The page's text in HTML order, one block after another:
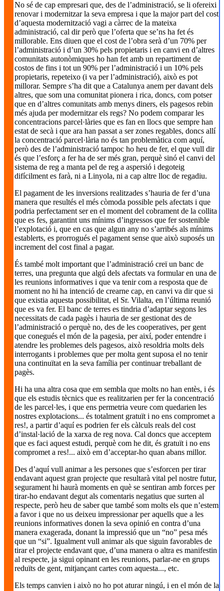
No sé de cap empresari que, des de l’administració, se li ofereixi
renovar i modernitzar la seva empresa i que la major part del cost
d’aquesta modernització vagi a càrrec de la mateixa
administració, cal dir però que l’oferta que se’ns ha fet és
millorable. Ens diuen que el cost de l’obra serà d’un 70% per
l’administració i d’un 30% pels propietaris i en canvi en d’altres
comunitats autonòmiques ho han fet amb un repartiment de
costos de fins i tot un 90% per l’administració i un 10% pels
propietaris, repeteixo (i va per l’administració), això es pot
millorar. Sempre s’ha dit que a Catalunya anem per davant dels
altres, que som una comunitat pionera i rica, doncs, com potser
que en d’altres comunitats amb menys diners, els pagesos rebin
més ajuda per modernitzar els regs? No podem comparar les
concentracions parcel·làries que es fan en llocs que sempre han
estat de secà i que ara han passat a ser zones regables, doncs allí
la concentració parcel·lària no és tan problemàtica com aquí,
però des de l’administració tampoc ho heu de fer, el que vull dir
és que l’esforç a fer ha de ser més gran, perquè sinó el canvi del
sistema de reg a manta pel de reg a aspersió i degoteig
difícilment es farà, ni a Linyola, ni a cap altre lloc de regadiu.
El pagament de les inversions realitzades s’hauria de fer d’una
manera que resultés el més còmoda possible pels afectats i que
podria perfectament ser en el moment del cobrament de la collita
que es fes, garantint uns mínims d’ingressos que fer sostenible
l’explotació i, que en cas que algun any no s’arribés als mínims
establerts, es prorrogués el pagament sense que això suposés un
increment del cost final a pagar.
És també molt important que l’administració creï un banc de
terres, una pregunta que algú dels afectats va formular en una de
les reunions informatives i que va tenir com a resposta que de
moment no hi ha intenció de crearne cap, en canvi va dir que si
que existia aquesta possibilitat, el Sr. Vilalta, en l’última reunió
que es va fer. El banc de terres es tindria d’adaptar segons les
necessitats de cada pagès i hauria de ser gestionat des de
l’administració o perquè no, des de les cooperatives, per gent
que conegués el món de la pagesia, per així, poder entendre i
atendre les problemes dels pagesos, això resoldria molts dels
interrogants i problemes que per molta gent suposa el no tenir
una continuïtat en la seva família per continuar treballant de
pagès.
Hi ha una altra cosa que em sembla que molts no han entès, i és
que els estudis tècnics que es realitzarien per fer la concentració
de les parcel·les, i que ens permetria veure com quedarien les
nostres explotacions... és totalment gratuït i no ens compromet a
res!, a partir d’aquí es podrien fer els càlculs reals del cost
d’instal·lació de la xarxa de reg nova. Cal doncs que acceptem
que es faci aquest estudi, perquè com he dit, és gratuït i no ens
compromet a res!... això em d’acceptar-ho quan abans millor.
Des d’aquí vull animar a les persones que s’esforcen per tirar
endavant aquest gran projecte que resultarà vital pel nostre futur,
segurament hi haurà moments en què se sentiran amb forces per
tirar-ho endavant degut als comentaris negatius que surten al
respecte, però heu de saber que també som molts els que n’estem
a favor i que no us deixeu impressionar per aquells que a les
reunions informatives donen la seva opinió en contra d’una
manera exagerada, donant la impressió que un “no” pesa més
que un “si”. Igualment vull animar als que siguin favorables de
tirar el projecte endavant que, d’una manera o altra es manifestin
al respecte, ja sigui opinant en les reunions, parlar-ne en grups
reduïts de gent, mitjançant cartes com aquesta..., etc.
Els temps canvien i això no ho pot aturar ningú, i en el món de la